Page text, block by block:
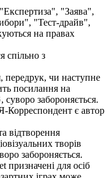
"Заява",
"Тест-драйв",
на правах
спільно з
передрук, чи наступне
посилання на
забороняється.
Корреспондент є автор
відтворення
творів
забороняється.
призначені для осіб